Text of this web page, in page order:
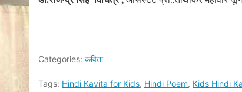
Categories: कविता
Tags: Hindi Kavita for Kids, Hindi Poem, Kids Hindi